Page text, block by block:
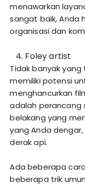
menawarkan
sangat baik, Anda
organisasi dan
Foley artist
Tidak banyak
memiliki potensi
menghancurkan
adalah perancang
belakang yang
yang Anda
derak api.
Ada beberapa
beberapa trik